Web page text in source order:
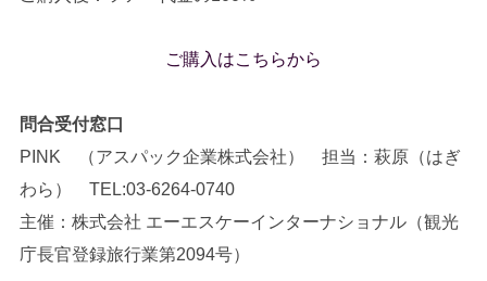
ご購入はこちらから
問合受付窓口
PINK （アスパック企業株式会社） 担当：萩原（はぎ
わら） TEL:03-6264-0740
主催：株式会社 エーエスケーインターナショナル（観光
庁長官登録旅行業第2094号）